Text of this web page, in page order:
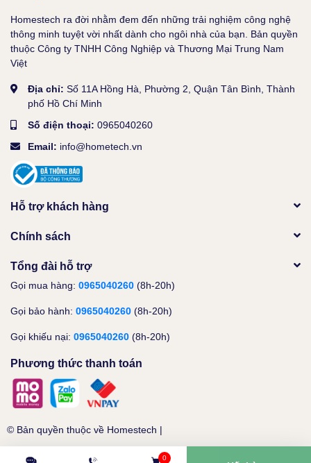
Homestech ra đời nhằm đem đến những trải nghiệm công nghệ
thông minh tuyệt vời nhất dành cho ngôi nhà của bạn. Bản quyền
thuộc Công ty TNHH Công Nghiệp và Thương Mại Trung Nam
Việt
Địa chỉ: Số 11A Hồng Hà, Phường 2, Quận Tân Bình, Thành
phố Hồ Chí Minh
Số điện thoại: 0965040260
Email: info@hometech.vn
Hỗ trợ khách hàng
Chính sách
Tổng đài hỗ trợ
Gọi mua hàng: 0965040260 (8h-20h)
Gọi bảo hành: 0965040260 (8h-20h)
Gọi khiếu nại: 0965040260 (8h-20h)
Phương thức thanh toán
© Bản quyền thuộc về Homestech |
0